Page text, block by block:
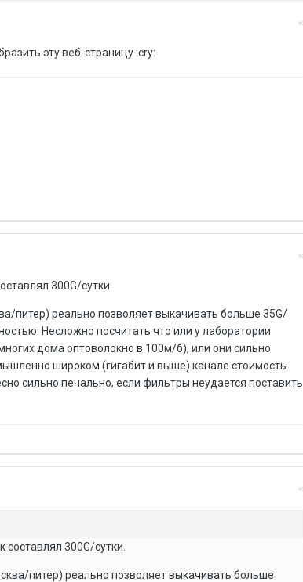
эту веб-страницу :cry:
300G/сутки.
питер) реально позволяет выкачивать больше 35G/
Несложно посчитать что или у лаборатории
дома оптоволокно в 100м/б), или они сильно
широком (гигабит и выше) канале стоимость
сильно печально, если фильтры неудается поставить
300G/сутки.
питер) реально позволяет выкачивать больше